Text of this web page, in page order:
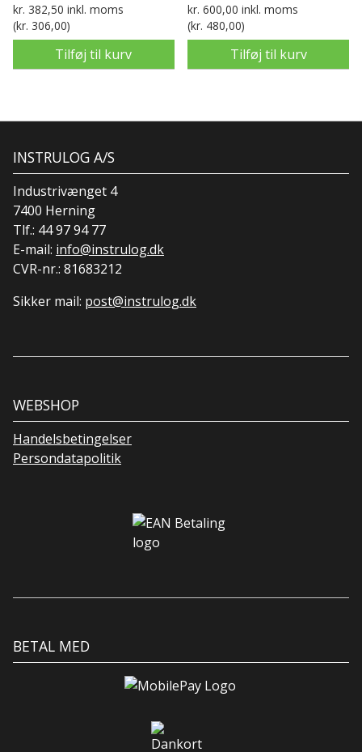
kr. 382,50 inkl. moms
(kr. 306,00)
Tilføj til kurv
kr. 600,00 inkl. moms
(kr. 480,00)
Tilføj til kurv
INSTRULOG A/S
Industrivænget 4
7400 Herning
Tlf.: 44 97 94 77
E-mail: info@instrulog.dk
CVR-nr.: 81683212
Sikker mail: post@instrulog.dk
WEBSHOP
Handelsbetingelser
Persondatapolitik
BETAL MED